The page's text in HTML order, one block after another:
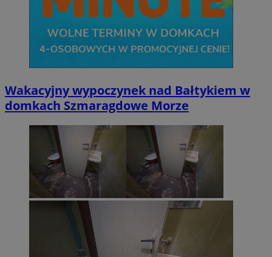
Wakacyjny wypoczynek nad Bałtykiem w
domkach Szmaragdowe Morze